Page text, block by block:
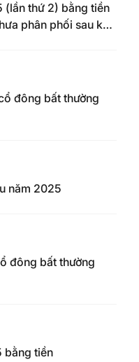
(lần thứ 2) bằng tiền
phân phối sau khi
đông bất thường
năm 2025
đông bất thường
bằng tiền